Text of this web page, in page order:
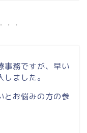
事務ですが、早い
ました。
とお悩みの方の参